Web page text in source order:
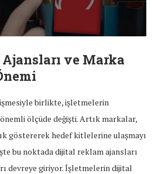
ve Marka
birlikte, işletmelerin
ölçüde değişti. Artık markalar,
göstererek hedef kitlelerine ulaşmayı
bu noktada dijital reklam ajansları
devreye giriyor. İşletmelerin dijital